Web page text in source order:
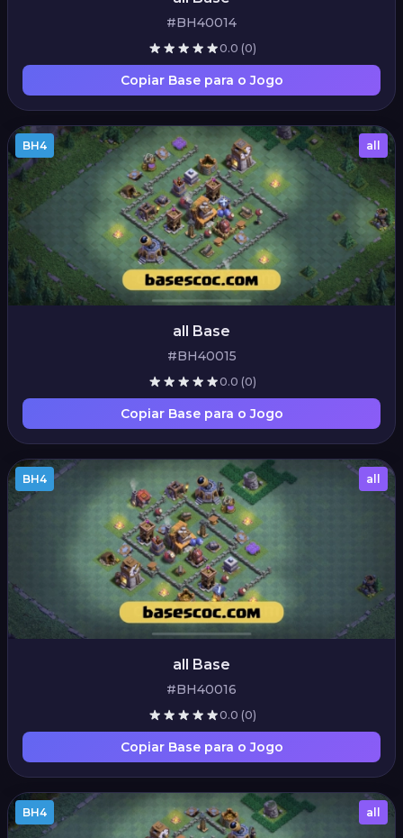
#BH40014
0.0 (0)
Copiar Base para o Jogo
BH4 all
all Base
#BH40015
0.0 (0)
Copiar Base para o Jogo
BH4 all
all Base
#BH40016
0.0 (0)
Copiar Base para o Jogo
BH4 all